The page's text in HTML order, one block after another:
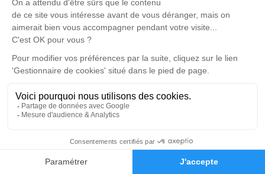
Faire-part Hommages
Je rends hommage
Cérémonie
mercredi 21 janvier 2026 à 11h00
Crématorium 1 Rue du cimetière des îles
74000 Annecy
Je rends hommage
Déroulé des obsèques